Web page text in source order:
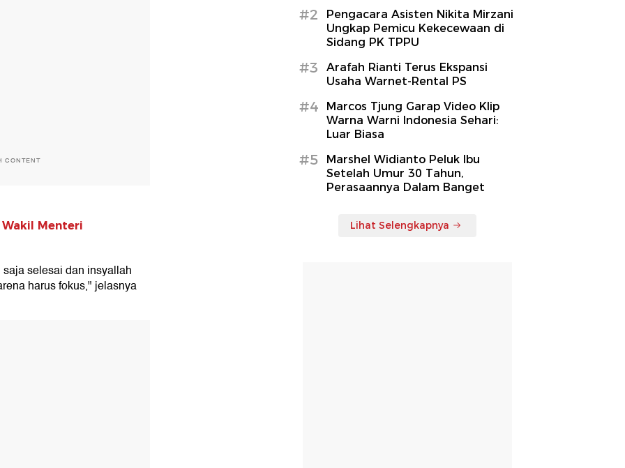
CONTENT
Menteri
selesai dan insyallah
harus fokus," jelasnya
#2
Pengacara Asisten Nikita Mirzani
Ungkap Pemicu Kekecewaan di
Sidang PK TPPU
#3
Arafah Rianti Terus Ekspansi
Usaha Warnet-Rental PS
#4
Marcos Tjung Garap Video Klip
Warna Warni Indonesia Sehari:
Luar Biasa
#5
Marshel Widianto Peluk Ibu
Setelah Umur 30 Tahun,
Perasaannya Dalam Banget
Lihat Selengkapnya